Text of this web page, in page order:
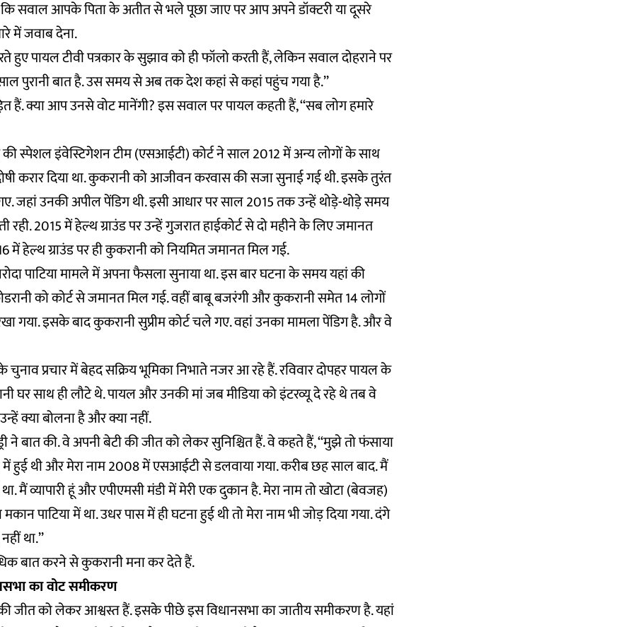
सवाल आपके पिता के अतीत से भले पूछा जाए पर आप अपने डॉक्टरी या दूसरे
में जवाब देना.
हुए पायल टीवी पत्रकार के सुझाव को ही फॉलो करती हैं, लेकिन सवाल दोहराने पर
पुरानी बात है. उस समय से अब तक देश कहां से कहां पहुंच गया है.’’
हैं. क्या आप उनसे वोट मानेंगी? इस सवाल पर पायल कहती हैं, ‘‘सब लोग हमारे
की स्पेशल इंवेस्टिगेशन टीम (एसआईटी) कोर्ट ने साल 2012 में अन्य लोगों के साथ
करार दिया था. कुकरानी को आजीवन करवास की सजा सुनाई गई थी. इसके तुरंत
जहां उनकी अपील पेंडिग थी. इसी आधार पर साल 2015 तक उन्हें थोड़े-थोड़े समय
2015 में हेल्थ ग्राउंड पर उन्हें गुजरात हाईकोर्ट से दो महीने के लिए जमानत
में हेल्थ ग्राउंड पर ही कुकरानी को नियमित जमानत मिल गई.
पाटिया मामले में अपना फैसला सुनाया था. इस बार घटना के समय यहां की
को कोर्ट से जमानत मिल गई. वहीं बाबू बजरंगी और कुकरानी समेत 14 लोगों
गया. इसके बाद कुकरानी सुप्रीम कोर्ट चले गए. वहां उनका मामला पेंडिग है. और वे
प्रचार में बेहद सक्रिय भूमिका निभाते नजर आ रहे हैं. रविवार दोपहर पायल के
घर साथ ही लौटे थे. पायल और उनकी मां जब मीडिया को इंटरव्यू दे रहे थे तब वे
क्या बोलना है और क्या नहीं.
ने बात की. वे अपनी बेटी की जीत को लेकर सुनिश्चित हैं. वे कहते हैं, ‘‘मुझे तो फंसाया
हुई थी और मेरा नाम 2008 में एसआईटी से डलवाया गया. करीब छह साल बाद. मैं
मैं व्यापारी हूं और एपीएमसी मंडी में मेरी एक दुकान है. मेरा नाम तो खोटा (बेवजह)
पाटिया में था. उधर पास में ही घटना हुई थी तो मेरा नाम भी जोड़ दिया गया. दंगे
था.’’
बात करने से कुकरानी मना कर देते हैं.
का वोट समीकरण
जीत को लेकर आश्वस्त हैं. इसके पीछे इस विधानसभा का जातीय समीकरण है. यहां